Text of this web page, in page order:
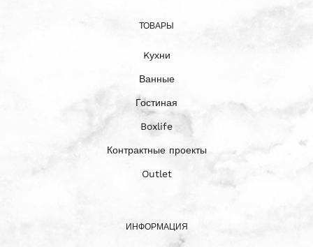
ТОВАРЫ
Kухни
Ванные
Гостиная
Boxlife
Контрактные проекты
Outlet
ИНФОРМАЦИЯ